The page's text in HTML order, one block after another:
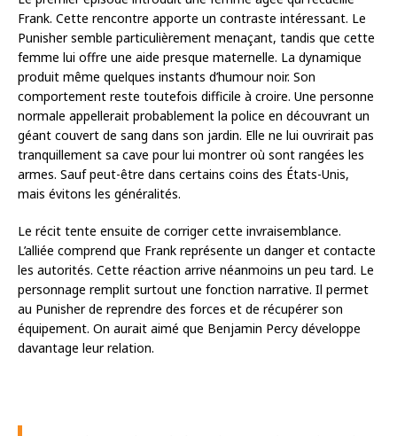
Frank. Cette rencontre apporte un contraste intéressant. Le
Punisher semble particulièrement menaçant, tandis que cette
femme lui offre une aide presque maternelle. La dynamique
produit même quelques instants d’humour noir. Son
comportement reste toutefois difficile à croire. Une personne
normale appellerait probablement la police en découvrant un
géant couvert de sang dans son jardin. Elle ne lui ouvrirait pas
tranquillement sa cave pour lui montrer où sont rangées les
armes. Sauf peut-être dans certains coins des États-Unis,
mais évitons les généralités.
Le récit tente ensuite de corriger cette invraisemblance.
L’alliée comprend que Frank représente un danger et contacte
les autorités. Cette réaction arrive néanmoins un peu tard. Le
personnage remplit surtout une fonction narrative. Il permet
au Punisher de reprendre des forces et de récupérer son
équipement. On aurait aimé que Benjamin Percy développe
davantage leur relation.